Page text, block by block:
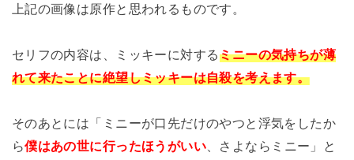
上記の画像は原作と思われるものです。
セリフの内容は、ミッキーに対するミニーの気持ちが薄
れて来たことに絶望しミッキーは自殺を考えます。
そのあとには「ミニーが口先だけのやつと浮気をしたか
ら僕はあの世に行ったほうがいい 、さよならミニー」と